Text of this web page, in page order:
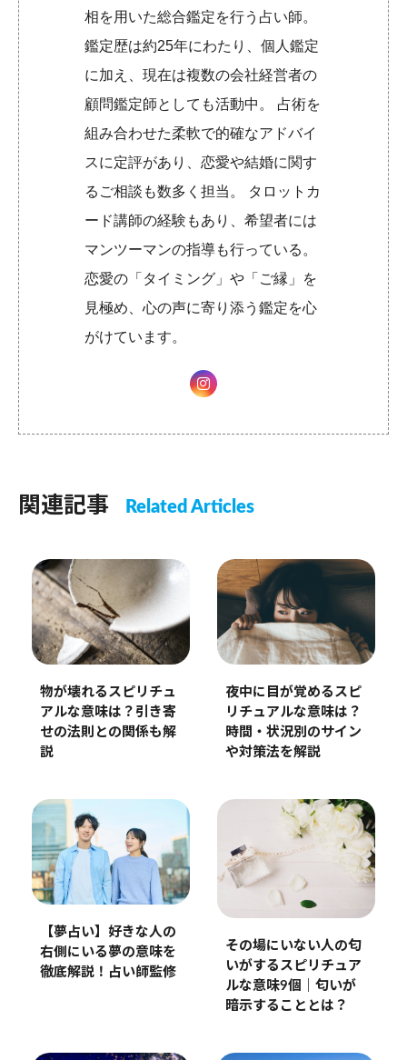
相を用いた総合鑑定を行う占い師。
鑑定歴は約25年にわたり、個人鑑定
に加え、現在は複数の会社経営者の
顧問鑑定師としても活動中。 占術を
組み合わせた柔軟で的確なアドバイ
スに定評があり、恋愛や結婚に関す
るご相談も数多く担当。 タロットカ
ード講師の経験もあり、希望者には
マンツーマンの指導も行っている。
恋愛の「タイミング」や「ご縁」を
見極め、心の声に寄り添う鑑定を心
がけています。
関連記事 Related Articles
物が壊れるスピリチュ
アルな意味は？引き寄
せの法則との関係も解
説
夜中に目が覚めるスピ
リチュアルな意味は？
時間・状況別のサイン
や対策法を解説
【夢占い】好きな人の
右側にいる夢の意味を
徹底解説！占い師監修
その場にいない人の匂
いがするスピリチュア
ルな意味9個｜匂いが
暗示することとは？